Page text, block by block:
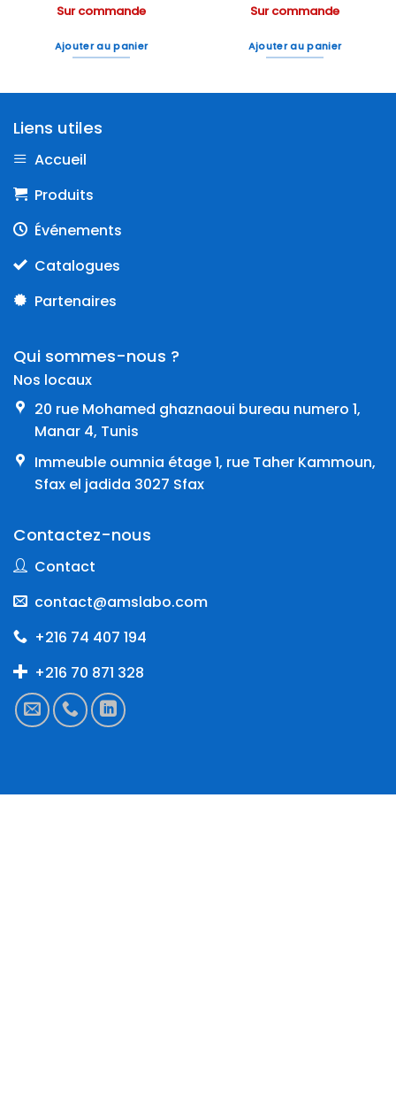
Sur commande
Ajouter au panier
Sur commande
Ajouter au panier
Liens utiles
Accueil
Produits
Événements
Catalogues
Partenaires
Qui sommes-nous ?
Nos locaux
20 rue Mohamed ghaznaoui bureau numero 1,
Manar 4, Tunis
Immeuble oumnia étage 1, rue Taher Kammoun,
Sfax el jadida 3027 Sfax
Contactez-nous
Contact
contact@amslabo.com
+216 74 407 194
+216 70 871 328